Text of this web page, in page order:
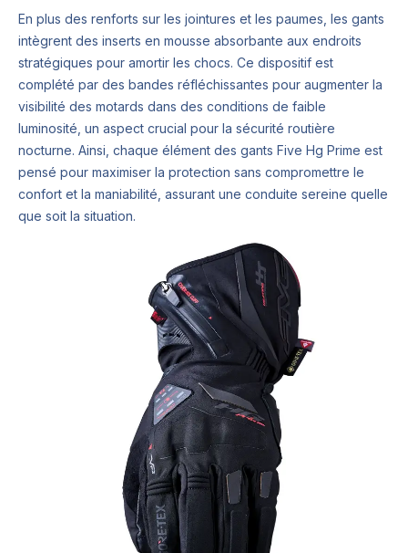
En plus des renforts sur les jointures et les paumes, les gants
intègrent des inserts en mousse absorbante aux endroits
stratégiques pour amortir les chocs. Ce dispositif est
complété par des bandes réfléchissantes pour augmenter la
visibilité des motards dans des conditions de faible
luminosité, un aspect crucial pour la sécurité routière
nocturne. Ainsi, chaque élément des gants Five Hg Prime est
pensé pour maximiser la protection sans compromettre le
confort et la maniabilité, assurant une conduite sereine quelle
que soit la situation.